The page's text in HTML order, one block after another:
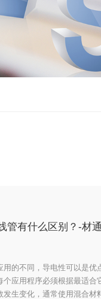
管有什么区别？-材
用的不同，导电性可以是
个应用程序必须根据最适
生变化，通常使用混合材